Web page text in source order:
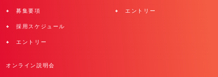
+ 募集要項
+ 採用スケジュール
+ エントリー
+ エントリー
オンライン説明会